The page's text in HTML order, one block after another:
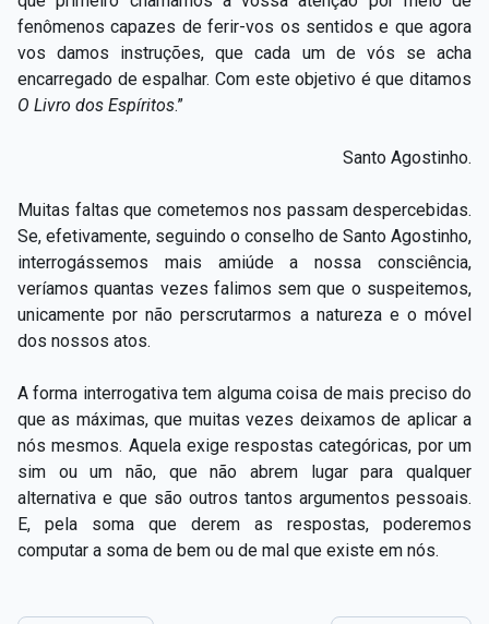
fenômenos capazes de ferir-vos os sentidos e que agora
vos damos instruções, que cada um de vós se acha
encarregado de espalhar. Com este objetivo é que ditamos
O Livro dos Espíritos.”
Santo Agostinho.
Muitas faltas que cometemos nos passam despercebidas.
Se, efetivamente, seguindo o conselho de Santo Agostinho,
interrogássemos mais amiúde a nossa consciência,
veríamos quantas vezes falimos sem que o suspeitemos,
unicamente por não perscrutarmos a natureza e o móvel
dos nossos atos.
A forma interrogativa tem alguma coisa de mais preciso do
que as máximas, que muitas vezes deixamos de aplicar a
nós mesmos. Aquela exige respostas categóricas, por um
sim ou um não, que não abrem lugar para qualquer
alternativa e que são outros tantos argumentos pessoais.
E, pela soma que derem as respostas, poderemos
computar a soma de bem ou de mal que existe em nós.